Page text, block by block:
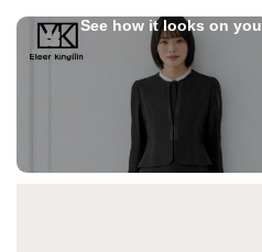
See how it looks on you